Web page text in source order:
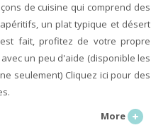
de cuisine qui comprend des
un plat typique et désert
fait, profitez de votre propre
un peu d'aide (disponible les
seulement) Cliquez ici pour des
More